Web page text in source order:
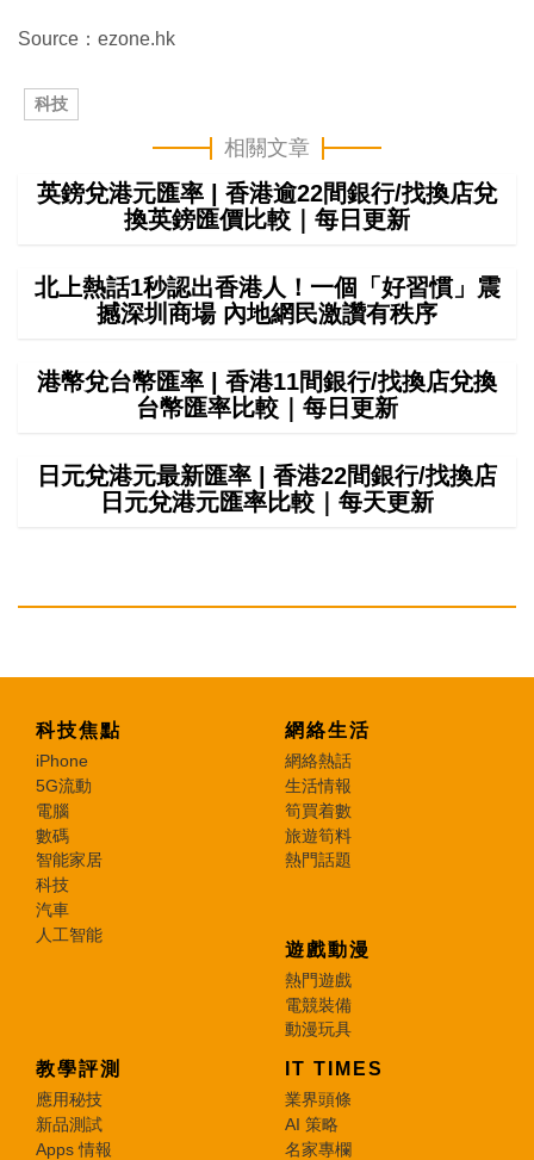
Source：ezone.hk
科技
相關文章
英鎊兌港元匯率 | 香港逾22間銀行/找換店兌
換英鎊匯價比較｜每日更新
北上熱話1秒認出香港人！一個「好習慣」震
撼深圳商場 內地網民激讚有秩序
港幣兌台幣匯率 | 香港11間銀行/找換店兌換
台幣匯率比較｜每日更新
日元兌港元最新匯率 | 香港22間銀行/找換店
日元兌港元匯率比較｜每天更新
科技焦點
iPhone
5G流動
電腦
數碼
智能家居
科技
汽車
人工智能
網絡生活
網絡熱話
生活情報
筍買着數
旅遊筍料
熱門話題
遊戲動漫
熱門遊戲
電競裝備
動漫玩具
教學評測
應用秘技
新品測試
Apps 情報
IT TIMES
業界頭條
AI 策略
名家專欄